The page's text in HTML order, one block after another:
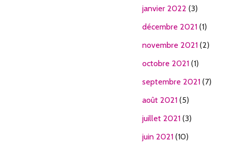
janvier 2022 (3)
décembre 2021(1)
novembre 2021(2)
octobre 2021(1)
septembre 2021(7)
août 2021(5)
juillet 2021(3)
juin 2021(10)